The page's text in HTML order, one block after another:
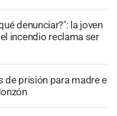
denunciar?": la joven
incendio reclama ser
de prisión para madre e